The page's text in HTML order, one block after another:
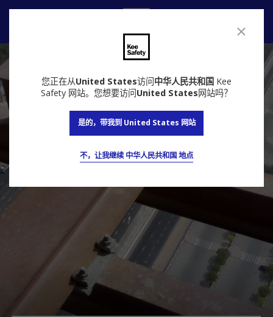
您正在从United States访问中华人民共和国 Kee
Safety 网站。您想要访问United States网站吗？
是的，带我到 United States 网站
不，让我继续 中华人民共和国 地点